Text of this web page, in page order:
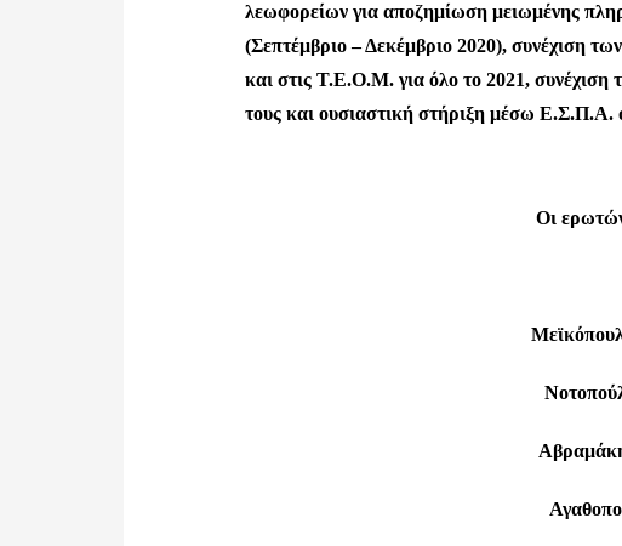
λεωφορείων για αποζημίωση μειωμένης
(Σεπτέμβριο – Δεκέμβριο 2020), συνέχιση
και στις Τ.Ε.Ο.Μ. για όλο το 2021, συνέχιση
τους και ουσιαστική στήριξη μέσω Ε.Σ.Π.Α.
Οι